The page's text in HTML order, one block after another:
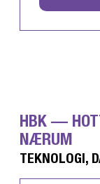
HBK —
NÆRUM
TEKNOLOGI,